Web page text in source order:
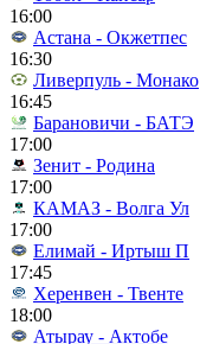
16:00
Астана - Окжетпес
16:30
Ливерпуль - Монако
16:45
Барановичи - БАТЭ
17:00
Зенит - Родина
17:00
КАМАЗ - Волга Ул
17:00
Елимай - Иртыш П
17:45
Херенвен - Твенте
18:00
Атырау - Актобе